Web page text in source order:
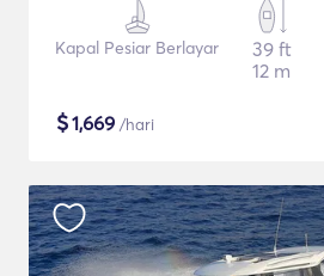
Kapal Pesiar Berlayar
39 ft
12 m
$1,669 /hari